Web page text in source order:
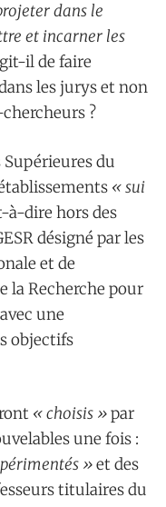
dans le
et incarner les
il de faire
les jurys et non
?
du
« sui
à-dire hors des
désigné par les
et de
la Recherche pour
une
objectifs
« choisis »par
une fois :
»et des
titulaires du